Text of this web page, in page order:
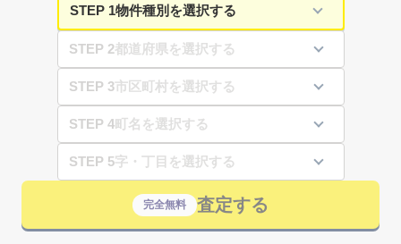
STEP 1
STEP 2
STEP 3
STEP 4
STEP 5
完全無料 査定する